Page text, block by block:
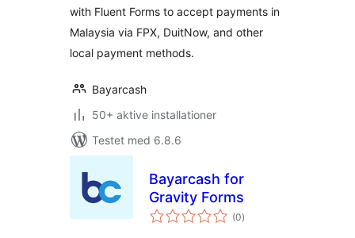
with Fluent Forms to accept payments in
Malaysia via FPX, DuitNow, and other
local payment methods.
Bayarcash
50+ aktive installationer
Testet med 6.8.6
Bayarcash for
Gravity Forms
(0totale
bedømmelser
)